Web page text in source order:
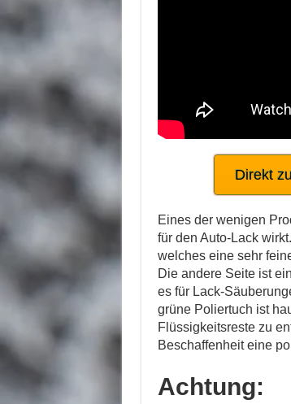
Direkt
Eines der wenigen
für den Auto-Lack
welches eine sehr
Die andere Seite ist
es für Lack-
grüne Poliertuch ist
Flüssigkeitsreste zu
Beschaffenheit eine
Achtung: